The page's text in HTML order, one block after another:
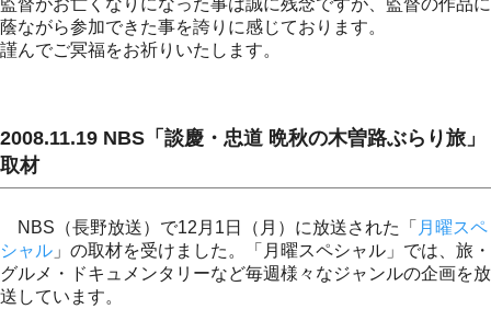
蔭ながら参加できた事を誇りに感じております。
謹んでご冥福をお祈りいたします。
2008.11.19 NBS「談慶・忠道 晩秋の木曽路ぶらり旅」
取材
NBS（長野放送）で12月1日（月）に放送された「 月曜スペ
シャル 」の取材を受けました。「月曜スペシャル」では、旅・
グルメ・ドキュメンタリーなど毎週様々なジャンルの企画を放
送しています。